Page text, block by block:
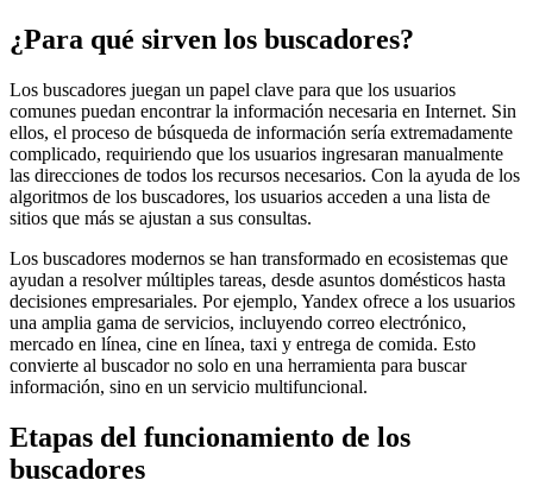
¿Para qué sirven los buscadores?
Los buscadores juegan un papel clave para que los usuarios
comunes puedan encontrar la información necesaria en Internet. Sin
ellos, el proceso de búsqueda de información sería extremadamente
complicado, requiriendo que los usuarios ingresaran manualmente
las direcciones de todos los recursos necesarios. Con la ayuda de los
algoritmos de los buscadores, los usuarios acceden a una lista de
sitios que más se ajustan a sus consultas.
Los buscadores modernos se han transformado en ecosistemas que
ayudan a resolver múltiples tareas, desde asuntos domésticos hasta
decisiones empresariales. Por ejemplo, Yandex ofrece a los usuarios
una amplia gama de servicios, incluyendo correo electrónico,
mercado en línea, cine en línea, taxi y entrega de comida. Esto
convierte al buscador no solo en una herramienta para buscar
información, sino en un servicio multifuncional.
Etapas del funcionamiento de los
buscadores